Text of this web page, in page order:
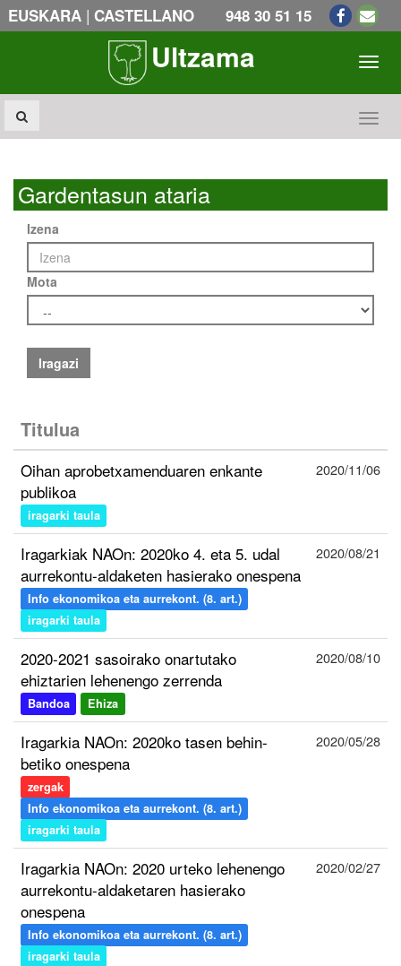
EUSKARA | CASTELLANO 948 30 51 15
Ultzama
Gardentasun ataria
Izena
Mota
Iragazi
Titulua
Oihan aprobetxamenduaren enkante
publikoa
iragarki taula
2020/11/06
Iragarkiak NAOn: 2020ko 4. eta 5. udal
aurrekontu-aldaketen hasierako onespena
Info ekonomikoa eta aurrekont. (8. art.)
iragarki taula
2020/08/21
2020-2021 sasoirako onartutako
ehiztarien lehenengo zerrenda
Bandoa Ehiza
2020/08/10
Iragarkia NAOn: 2020ko tasen behin-
betiko onespena
zergak
Info ekonomikoa eta aurrekont. (8. art.)
iragarki taula
2020/05/28
Iragarkia NAOn: 2020 urteko lehenengo
aurrekontu-aldaketaren hasierako
onespena
Info ekonomikoa eta aurrekont. (8. art.)
iragarki taula
2020/02/27